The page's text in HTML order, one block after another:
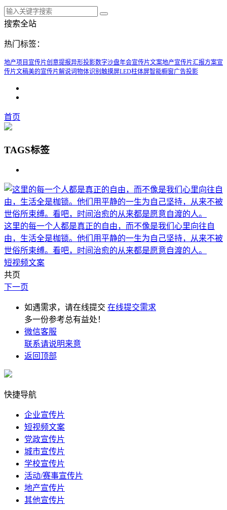
搜索全站
热门标签：
地产项目宣传片创意提报异形投影数字沙盘年会宣传片文案地产宣传片汇报方案宣
传片文稿美的宣传片解说词物体识别触摸屏LED柱体屏智能橱窗广告投影
首页
TAGS标签
这里的每一个人都是真正的自由，而不像是我们心里向往自
由，生活全是枷锁。他们用平静的一生为自己坚持，从来不被
世俗所束缚。看吧，时间治愈的从来都是愿意自渡的人。
短视频文案
共页
下一页
如遇需求，请在线提交 在线提交需求
多一份参考总有益处！
微信客服
联系请说明来意
返回顶部
快捷导航
企业宣传片
短视频文案
党政宣传片
城市宣传片
学校宣传片
活动/赛事宣传片
地产宣传片
其他宣传片